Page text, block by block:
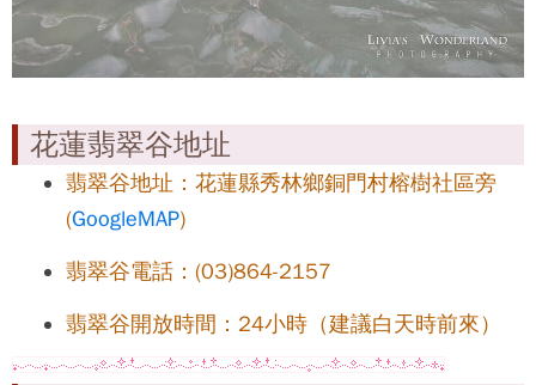
花蓮翡翠谷地址
翡翠谷地址：花蓮縣秀林鄉銅門村榕樹社區旁
(GoogleMAP)
翡翠谷電話：(03)864-2157
翡翠谷開放時間：24小時（建議白天時前來）